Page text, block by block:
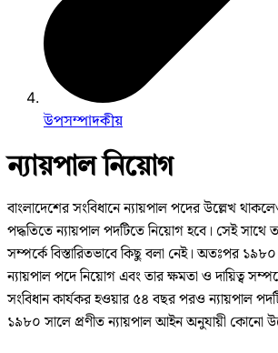
উপসম্পাদকীয়
ন্যায়পাল নিয়োগ
বাংলাদেশের সংবিধানে ন্যায়পাল পদের উল্লেখ
পদ্ধতিতে ন্যায়পাল পদটিতে নিয়োগ হবে। সেই সাথে
সম্পর্কে বিস্তারিতভাবে কিছু বলা নেই। অতঃপর
ন্যায়পাল পদে নিয়োগ এবং তার ক্ষমতা ও দায়িত্ব
সংবিধান কার্যকর হওয়ার ৫৪ বছর পরও ন্যায়পাল
১৯৮০ সালে প্রণীত ন্যায়পাল আইন অনুযায়ী কোনো